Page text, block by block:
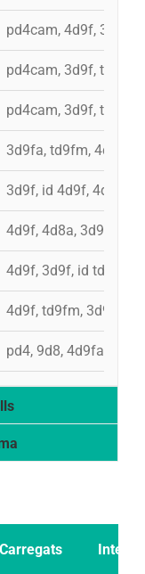
pd4cam, 4d9f, 3d9f,
pd4cam, 3d9f,
pd4cam, 3d9f,
3d9fa, td9fm, 4d9f,
3d9f, id 4d9f, 4d9f,
4d9f, 4d8a, 3d9f,
4d9f, 3d9f, id td9fm,
4d9f, td9fm, 3d9f, id
pd4, 9d8, 4d9fa, id
Carregats Intents